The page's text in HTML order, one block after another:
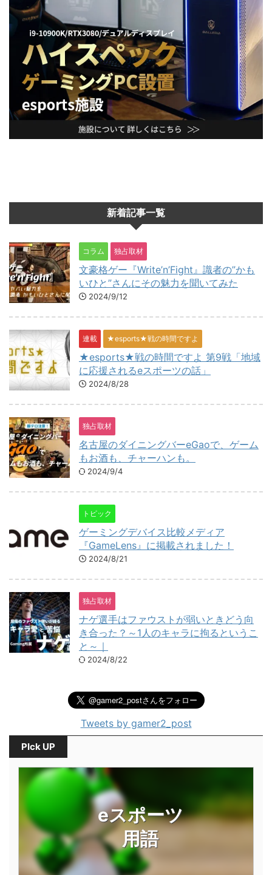
新着記事一覧
コラム 独占取材
文豪格ゲー『Write’n’Fight』識者の”かも
いひと”さんにその魅力を聞いてみた
2024/9/12
連載 ★esports★戦の時間ですよ
★esports★戦の時間ですよ 第9戦「地域
に応援されるeスポーツの話」
2024/8/28
独占取材
名古屋のダイニングバーeGaoで、ゲーム
もお酒も、チャーハンも。
2024/9/4
トピック
ゲーミングデバイス比較メディア
『GameLens』に掲載されました！
2024/8/21
独占取材
ナゲ選手はファウストが弱いときどう向
き合った？～1人のキャラに拘るというこ
と～｜
2024/8/22
Tweets by gamer2_post
PIck UP
eスポーツ
用語